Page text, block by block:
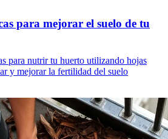
para mejorar el suelo de tu
para nutrir tu huerto utilizando hojas
y mejorar la fertilidad del suelo